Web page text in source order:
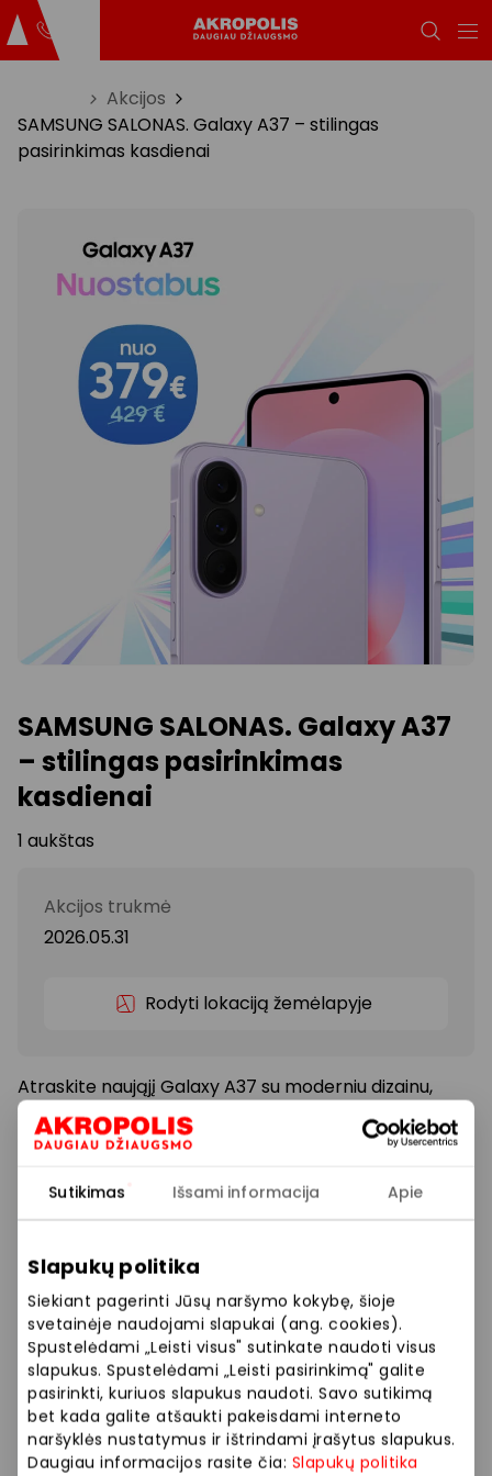
Sutikimas Išsami informacija Apie
Slapukų politika
Siekiant pagerinti Jūsų naršymo kokybę, šioje
svetainėje naudojami slapukai (ang. cookies).
Spustelėdami „Leisti visus" sutinkate naudoti visus
slapukus. Spustelėdami „Leisti pasirinkimą" galite
pasirinkti, kuriuos slapukus naudoti. Savo sutikimą
bet kada galite atšaukti pakeisdami interneto
naršyklės nustatymus ir ištrindami įrašytus slapukus.
Daugiau informacijos rasite čia: Slapukų politika
Akcijos
SAMSUNG SALONAS. Galaxy A37 – stilingas
pasirinkimas kasdienai
SAMSUNG SALONAS. Galaxy A37
– stilingas pasirinkimas
kasdienai
1 aukštas
Akcijos trukmė
2026.05.31
Rodyti lokaciją žemėlapyje
Atraskite naująjį Galaxy A37 su moderniu dizainu,
sklandžiu veikimu ir puikiomis kasdienėmis
galimybėmis. Tik šį mėnesį Samsung salone –
Vaizdas iliustracinis. Pasiūlymas galioja iki 2026 05 31,
galioja Galaxy A37 128 GB telefonui. Prekių kiekis
ribotas. Plačiau teiraukitės parduotuvės eksperto.
Prekybos ir pramogų centre „AKROPOLIS“
veikiančios parduotuvės ir paslaugų teikėjai
savarankiškai nustato taikomas nuolaidas, jų
dydžius bei kitas aktualias sąlygas. Stengiamės